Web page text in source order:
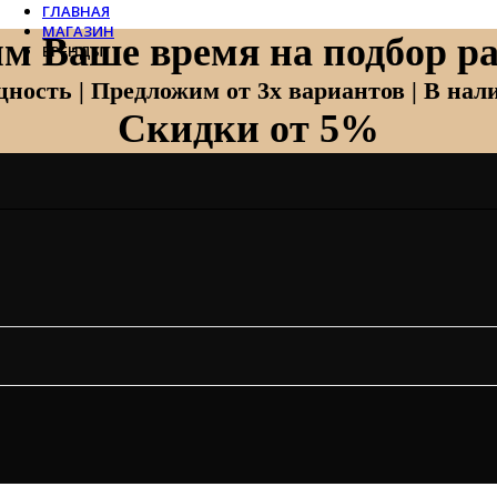
Ваше время на подбор
| Предложим от 3х вариантов | В
Скидки от 5%
ГЛАВНАЯ
МАГАЗИН
БРЕНДЫ
Zehnder
Zehnder Charleston
Loten
Mitsubishi Electric
Systemair